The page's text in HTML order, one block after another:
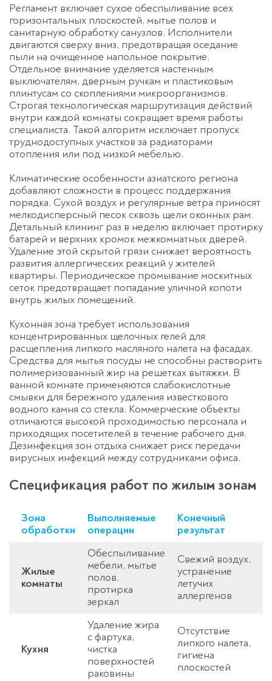
Регламент включает сухое обеспыливание всех
горизонтальных плоскостей, мытье полов и
санитарную обработку санузлов. Исполнители
двигаются сверху вниз, предотвращая оседание
пыли на очищенное напольное покрытие.
Отдельное внимание уделяется настенным
выключателям, дверным ручкам и пластиковым
плинтусам со скоплениями микроорганизмов.
Строгая технологическая маршрутизация действий
внутри каждой комнаты сокращает время работы
специалиста. Такой алгоритм исключает пропуск
труднодоступных участков за радиаторами
отопления или под низкой мебелью.
Климатические особенности азиатского региона
добавляют сложности в процесс поддержания
порядка. Сухой воздух и регулярные ветра приносят
мелкодисперсный песок сквозь щели оконных рам.
Детальный клининг раз в неделю включает протирку
батарей и верхних кромок межкомнатных дверей.
Удаление этой скрытой грязи снижает вероятность
развития аллергических реакций у жителей
квартиры. Периодическое промывание москитных
сеток предотвращает попадание уличной копоти
внутрь жилых помещений.
Кухонная зона требует использования
концентрированных щелочных гелей для
расщепления липкого масляного налета на фасадах.
Средства для мытья посуды не способны растворить
полимеризованный жир на решетках вытяжки. В
ванной комнате применяются слабокислотные
смывки для бережного удаления известкового
водного камня со стекла. Коммерческие объекты
отличаются высокой проходимостью персонала и
приходящих посетителей в течение рабочего дня.
Дезинфекция зон отдыха снижает риск передачи
вирусных инфекций между сотрудниками офиса.
Спецификация работ по жилым зонам
Зона
обработки
Выполняемые
операции
Конечный
результат
Жилые
комнаты
Обеспыливание
мебели, мытье
полов,
протирка
зеркал
Свежий воздух,
устранение
летучих
аллергенов
Кухня
Удаление жира
с фартука,
чистка
поверхностей
раковины
Отсутствие
липкого налета,
гигиена
плоскостей